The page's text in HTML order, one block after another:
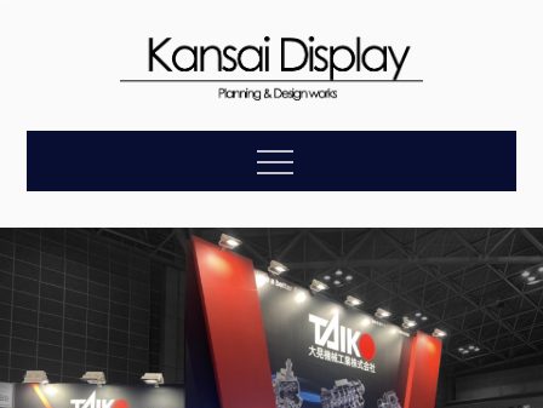
【関西ディスプレ
イ】展示会装飾の
総合プロモーショ
ン
企画・デザイン・設計・施工・アフターケアまで、お客
様の理想をトータルにサポートします。
Menu